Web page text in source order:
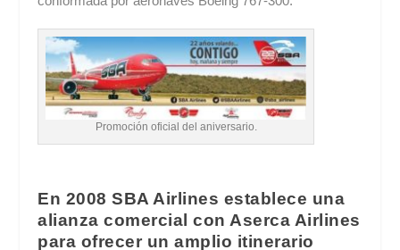
Promoción oficial del aniversario.
En 2008 SBA Airlines establece una
alianza comercial con Aserca Airlines
para ofrecer un amplio itinerario